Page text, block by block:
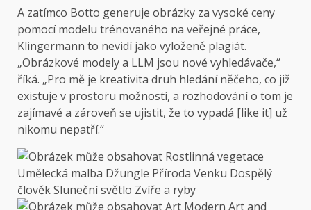
A zatímco Botto generuje obrázky za vysoké ceny
pomocí modelu trénovaného na veřejné práce,
Klingermann to nevidí jako vyloženě plagiát.
„Obrázkové modely a LLM jsou nové vyhledávače,“
říká. „Pro mě je kreativita druh hledání něčeho, co již
existuje v prostoru možností, a rozhodování o tom je
zajímavé a zároveň se ujistit, že to vypadá [like it] už
nikomu nepatří.“